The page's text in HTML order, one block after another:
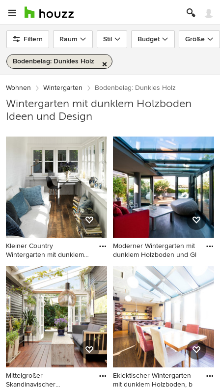
Filtern Raum Stil Budget Größe
Bodenbelag: Dunkles Holz
Wohnen Wintergarten Bodenbelag: Dunkles Holz
Wintergarten mit dunklem Holzboden
Ideen und Design
Kleiner Country
Wintergarten mit dunklem
Kleiner Country Wintergarten
mit dunklem Holzboden,
normaler Decke und
braunem Boden in Berlin
Moderner Wintergarten mit
dunklem Holzboden und Gl
Moderner Wintergarten mit
dunklem Holzboden und
Glasdecke in Mailand
Mittelgroßer
Skandinavischer
Eklektischer Wintergarten
mit dunklem Holzboden, b